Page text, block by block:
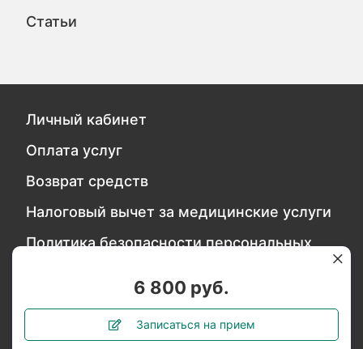
6 800 руб.
Записаться на прием
Статьи
Личный кабинет
Оплата услуг
Возврат средств
Налоговый вычет за медицинские услуги
Политика безопасности персональных
Обратитесь в службу качества